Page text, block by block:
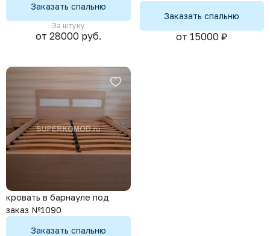
Заказать спальню
За штуку
от 28000 руб.
Заказать спальню
от 15000 ₽
кровать в барнауле под
заказ №1090
Заказать спальню